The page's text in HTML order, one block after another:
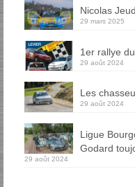
Nicolas
29 mars 2025
1er rallye
29 août 2024
Les
29 août 2024
Ligue
Godard
29 août 2024